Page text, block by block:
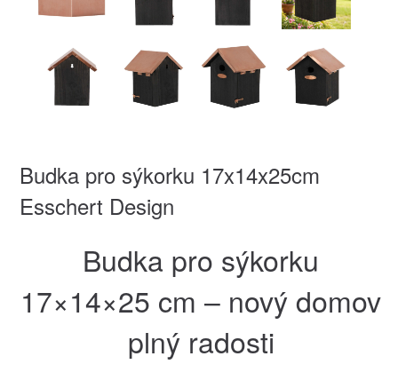
Budka pro sýkorku 17x14x25cm
Esschert Design
Budka pro sýkorku
17×14×25 cm – nový domov
plný radosti